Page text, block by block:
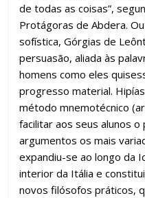
de todas as coisas”,
Protágoras de Abdera.
sofística, Górgias de
persuasão, aliada às
homens como eles
progresso material.
método mnemotécnico
facilitar aos seus alunos
argumentos os mais
expandiu-se ao longo da
interior da Itália e
novos filósofos práticos,